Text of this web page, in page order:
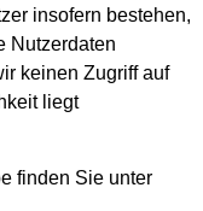
insofern bestehen,
Nutzerdaten
keinen Zugriff auf
liegt
finden Sie unter